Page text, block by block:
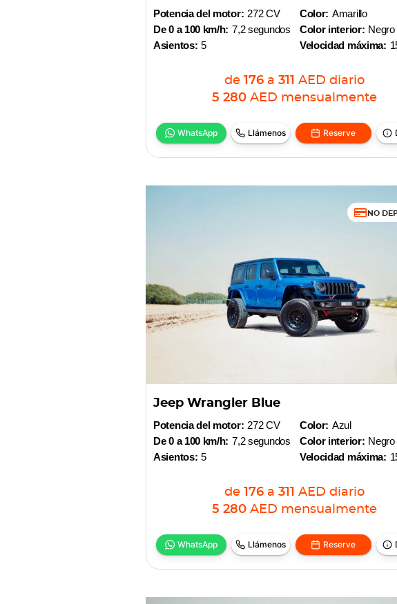
Potencia del motor: 272 CV
De 0 a 100 km/h: 7,2 segundos
Asientos: 5
Color: Amarillo
Color interior: Negro
Velocidad máxima:
de 176 a 311 AED diario
5 280 AED mensualmente
WhatsApp Llámenos Reserve
NO
Jeep Wrangler Blue
Potencia del motor: 272 CV
De 0 a 100 km/h: 7,2 segundos
Asientos: 5
Color: Azul
Color interior: Negro
Velocidad máxima:
de 176 a 311 AED diario
5 280 AED mensualmente
WhatsApp Llámenos Reserve